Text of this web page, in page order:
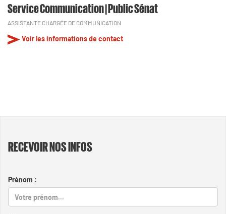
Service Communication | Public Sénat
ASSISTANTE CHARGÉE DE COMMUNICATION
Voir les informations de contact
RECEVOIR NOS INFOS
Prénom :